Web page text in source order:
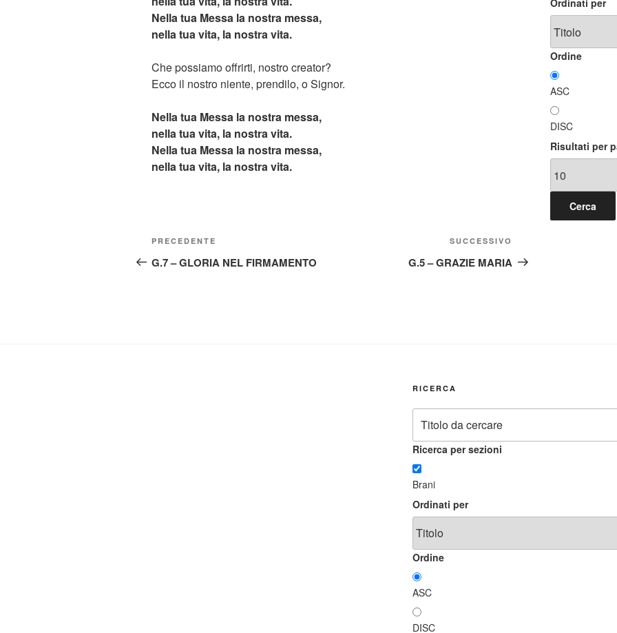
Nella tua Messa la nostra messa,
nella tua vita, la nostra vita.
Che possiamo offrirti, nostro creator?
Ecco il nostro niente, prendilo, o Signor.
Nella tua Messa la nostra messa,
nella tua vita, la nostra vita.
Nella tua Messa la nostra messa,
nella tua vita, la nostra vita.
Navigazione
articoli
Articolo
precedente:
PRECEDENTE
G.7 – GLORIA NEL FIRMAMENTO
successivo
SUCCESSIVO
G.5 – GRAZIE MARIA
Ordinati per
Ordine
ASC
DISC
Risultati per
RICERCA
Ricerca per sezioni
Brani
Ordinati per
Ordine
ASC
DISC